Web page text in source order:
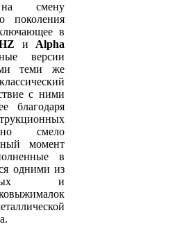
смену
поколения
в
и Alpha
версии
теми же
с ними
благодаря
смело
момент
в
одними из
и